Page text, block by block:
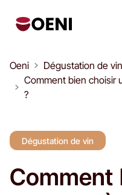
Oeni
Dégustation de vin
Comment bien choisir
?
Dégustation de vin
Comment